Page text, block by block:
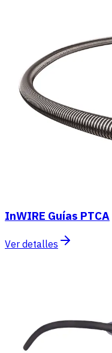
InWIRE Guías PTCA
Ver detalles